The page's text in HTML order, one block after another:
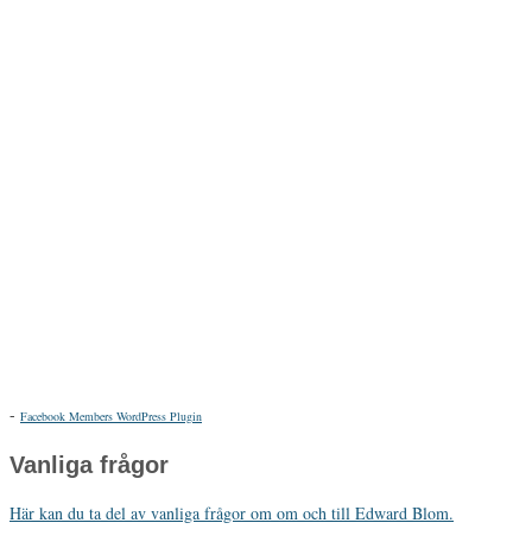
- Facebook Members WordPress Plugin
Vanliga frågor
Här kan du ta del av vanliga frågor om om och till Edward Blom.